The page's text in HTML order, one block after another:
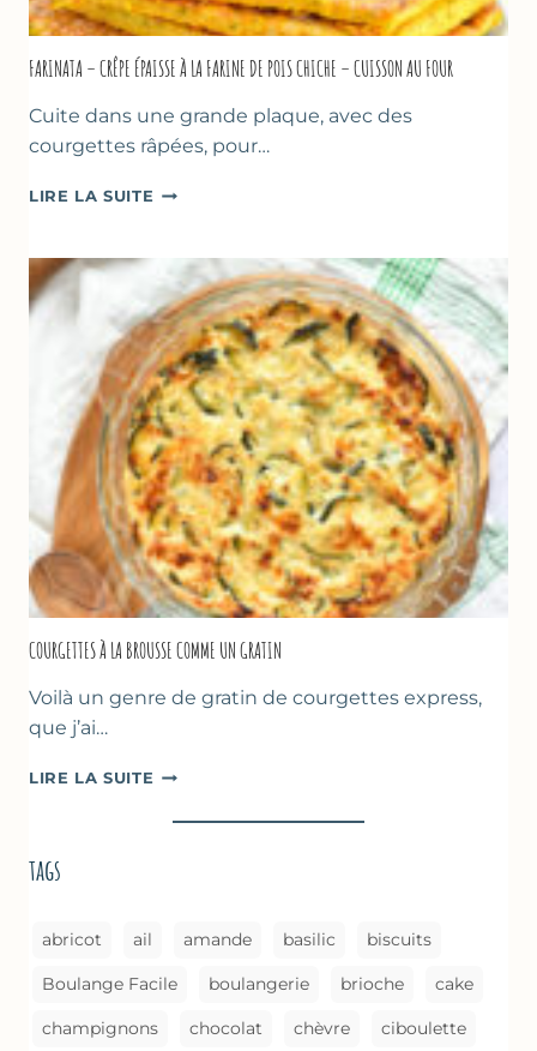
FARINATA – CRÊPE ÉPAISSE À LA FARINE DE POIS CHICHE – CUISSON AU FOUR
Cuite dans une grande plaque, avec des
courgettes râpées, pour…
LIRE LA SUITE FARINATA
ÉPAISSE
À
LA
FARINE
DE
POIS
CHICHE
–
CUISSON
AU
FOUR
COURGETTES À LA BROUSSE COMME UN GRATIN
Voilà un genre de gratin de courgettes express,
que j’ai…
LIRE LA SUITE COURGETTES
LA
tags
abricot ail amande basilic biscuits
Boulange Facile boulangerie brioche cake
champignons chocolat chèvre ciboulette